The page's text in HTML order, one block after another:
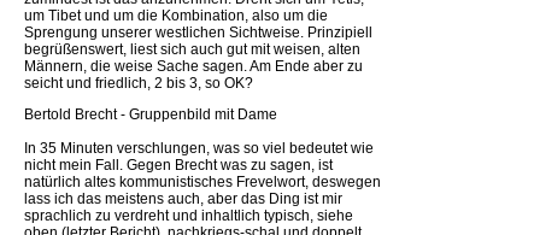
um Tibet und um die Kombination, also um die
Sprengung unserer westlichen Sichtweise. Prinzipiell
begrüßenswert, liest sich auch gut mit weisen, alten
Männern, die weise Sache sagen. Am Ende aber zu
seicht und friedlich, 2 bis 3, so OK?
Bertold Brecht - Gruppenbild mit Dame
In 35 Minuten verschlungen, was so viel bedeutet wie
nicht mein Fall. Gegen Brecht was zu sagen, ist
natürlich altes kommunistisches Frevelwort, deswegen
lass ich das meistens auch, aber das Ding ist mir
sprachlich zu verdreht und inhaltlich typisch, siehe